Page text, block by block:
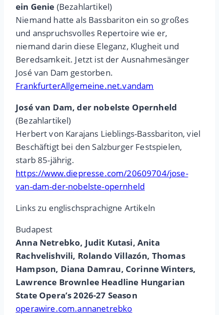
ein Genie (Bezahlartikel)
Niemand hatte als Bassbariton ein so großes
und anspruchsvolles Repertoire wie er,
niemand darin diese Eleganz, Klugheit und
Beredsamkeit. Jetzt ist der Ausnahmesänger
José van Dam gestorben.
FrankfurterAllgemeine.net.vandam
José van Dam, der nobelste Opernheld
(Bezahlartikel)
Herbert von Karajans Lieblings-Bassbariton, viel
Beschäftigt bei den Salzburger Festspielen,
starb 85-jährig.
https://www.diepresse.com/20609704/jose-
van-dam-der-nobelste-opernheld
Links zu englischsprachigne Artikeln
Budapest
Anna Netrebko, Judit Kutasi, Anita
Rachvelishvili, Rolando Villazón, Thomas
Hampson, Diana Damrau, Corinne Winters,
Lawrence Brownlee Headline Hungarian
State Opera’s 2026-27 Season
operawire.com.annanetrebko